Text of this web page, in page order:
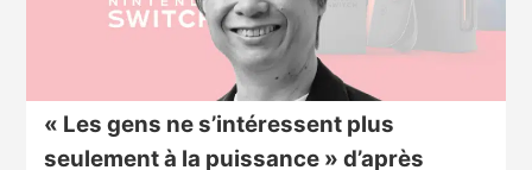
« Les gens ne s’intéressent plus
seulement à la puissance » d’après